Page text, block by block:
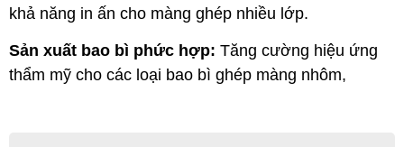
khả năng in ấn cho màng ghép nhiều lớp.
Sản xuất bao bì phức hợp: Tăng cường hiệu ứng
thẩm mỹ cho các loại bao bì ghép màng nhôm,